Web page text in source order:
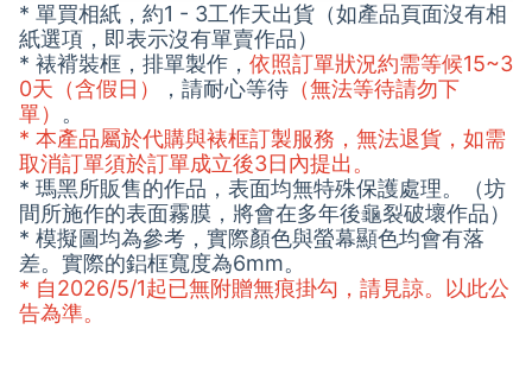
* 單買相紙，約1 - 3工作天出貨（如產品頁面沒有相
紙選項，即表示沒有單賣作品）
* 裱褙裝框，排單製作， 依照訂單狀況約需等候15~3
0天（含假日）
，請耐心等待 （無法等待請勿下
單） 。
* 本產品屬於代購與裱框訂製服務，無法退貨，如需
取消訂單須於訂單成立後3日內提出。
* 瑪黑所販售的作品，表面均無特殊保護處理。（坊
間所施作的表面霧膜，將會在多年後龜裂破壞作品）
* 模擬圖均為參考，實際顏色與螢幕顯色均會有落
差。實際的鋁框寬度為6mm。
* 自2026/5/1起已無附贈無痕掛勾，請見諒。以此公
告為準。